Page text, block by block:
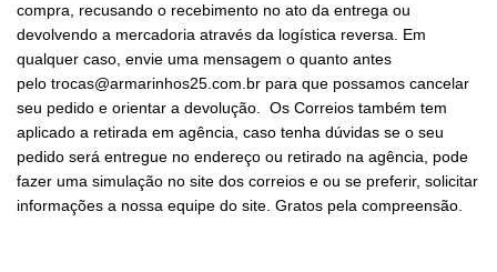
compra, recusando o recebimento no ato da entrega ou
devolvendo a mercadoria através da logística reversa. Em
qualquer caso, envie uma mensagem o quanto antes
pelo trocas@armarinhos25.com.br para que possamos cancelar
seu pedido e orientar a devolução. Os Correios também tem
aplicado a retirada em agência, caso tenha dúvidas se o seu
pedido será entregue no endereço ou retirado na agência, pode
fazer uma simulação no site dos correios e ou se preferir, solicitar
informações a nossa equipe do site. Gratos pela compreensão.